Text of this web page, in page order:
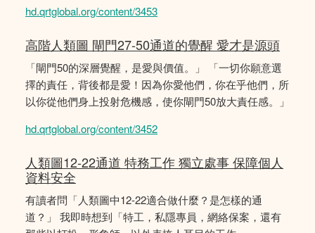
hd.qrtglobal.org/content/3453
高階人類圖 閘門27-50通道的覺醒 愛才是源頭
「閘門50的深層覺醒，是愛與價值。」 「一切你願意選
擇的責任，背後都是愛！因為你愛他們，你在乎他們，所
以你從他們身上投射危機感，使你閘門50放大責任感。」
hd.qrtglobal.org/content/3452
人類圖12-22通道 特務工作 獨立處事 保障個人
資料安全
有讀者問「人類圖中12-22適合做什麼？是怎樣的通
道？」 我即時想到「特工，私隱專員，網絡保案，還有